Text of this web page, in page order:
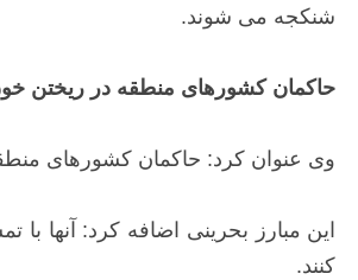
شنکجه می شوند.
حاکمان کشورهای منطقه در ریختن
وی عنوان کرد: حاکمان کشورهای
این مبارز بحرینی اضافه کرد: آنها
کنند.